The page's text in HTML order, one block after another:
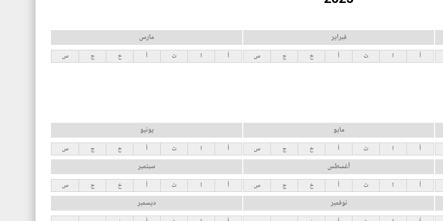
فبراير
أ ا ث أ خ ج س
مارس
أ ا ث أ خ ج س
مايو
أ ا ث أ خ ج س
يونيو
أ ا ث أ خ ج س
أغسطس
أ ا ث أ خ ج س
سبتمبر
أ ا ث أ خ ج س
نوفمبر ديسمبر